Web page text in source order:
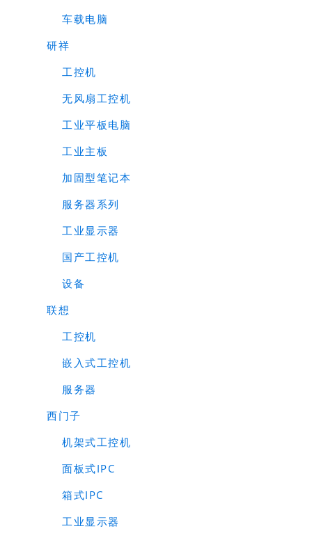
车载电脑
研祥
工控机
无风扇工控机
工业平板电脑
工业主板
加固型笔记本
服务器系列
工业显示器
国产工控机
设备
联想
工控机
嵌入式工控机
服务器
西门子
机架式工控机
面板式IPC
箱式IPC
工业显示器